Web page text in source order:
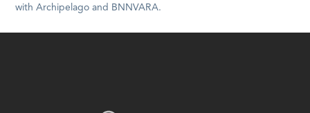
with Archipelago and BNNVARA.